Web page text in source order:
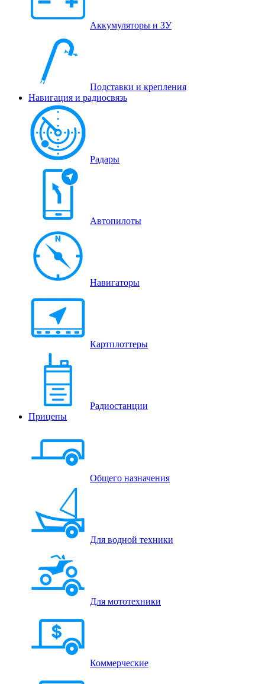
Аккумуляторы и ЗУ
Подставки и крепления
Навигация и радиосвязь
Радары
Автопилоты
Навигаторы
Картплоттеры
Радиостанции
Прицепы
Общего назначения
Для водной техники
Для мототехники
Коммерческие